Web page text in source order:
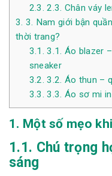
2.3. 2.3. Chân váy
3. 3. Nam giới bận
thời trang?
3.1. 3.1. Áo blazer
sneaker
3.2. 3.2. Áo thun –
3.3. 3.3. Áo sơ mi
1. Một số mẹo
1.1. Chú trọng
sáng